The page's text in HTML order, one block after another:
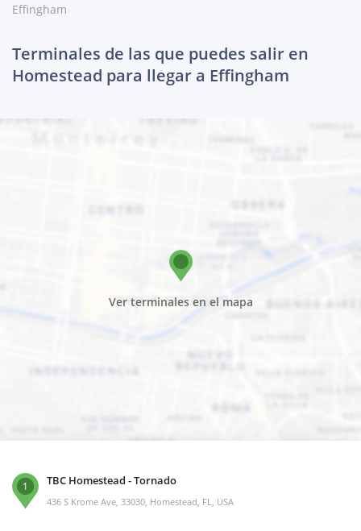
Effingham
Terminales de las que puedes salir en
Homestead para llegar a Effingham
Ver terminales en el mapa
1 TBC Homestead - Tornado
436 S Krome Ave, 33030, Homestead, FL, USA